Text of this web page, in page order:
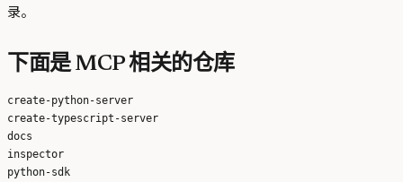
录。
下面是 MCP 相关的仓库
create-python-server
create-typescript-server
docs
inspector
python-sdk